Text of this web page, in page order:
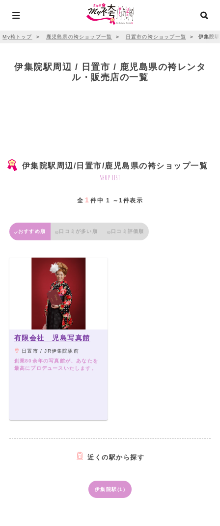
My袴トップ ＞ 鹿児島県の袴ショップ一覧 ＞ 日置市の袴ショップ一覧 ＞ 伊集院
伊集院駅周辺 / 日置市 / 鹿児島県の袴レンタ
ル・販売店の一覧
伊集院駅周辺/日置市/鹿児島県の袴ショップ一覧
shop list
全 1 件中 1 ～1件表示
おすすめ順 口コミが多い順 口コミ評価順
有限会社 児島写真館
日置市 / JR伊集院駅前
創業80余年の写真館が、あなたを
最高にプロデュースいたします。
近くの駅から探す
伊集院駅(1)